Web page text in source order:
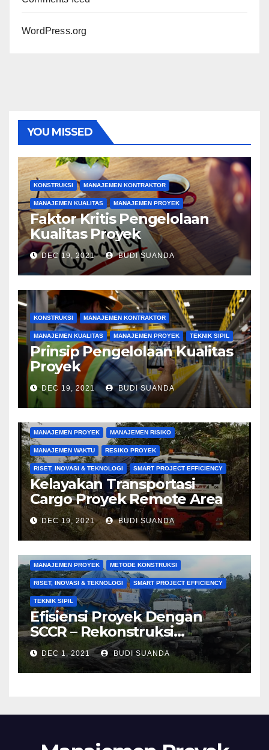
WordPress.org
YOU MISSED
KONSTRUKSI MANAJEMEN KONTRAKTOR
MANAJEMEN KUALITAS MANAJEMEN PROYEK
Faktor Kritis Pengelolaan
Kualitas Proyek
DEC 19, 2021 BUDI SUANDA
KONSTRUKSI MANAJEMEN KONTRAKTOR
MANAJEMEN KUALITAS MANAJEMEN PROYEK TEKNIK SIPIL
Prinsip Pengelolaan Kualitas
Proyek
DEC 19, 2021 BUDI SUANDA
KONSTRUKSI MANAJEMEN BIAYA
MANAJEMEN PROYEK MANAJEMEN RISIKO
MANAJEMEN WAKTU RESIKO PROYEK
RISET, INOVASI & TEKNOLOGI SMART PROJECT EFFICIENCY
Kelayakan Transportasi
Cargo Proyek Remote Area
DEC 19, 2021 BUDI SUANDA
KONSTRUKSI MANAJEMEN BIAYA
MANAJEMEN PROYEK METODE KONSTRUKSI
RISET, INOVASI & TEKNOLOGI SMART PROJECT EFFICIENCY
TEKNIK SIPIL
Efisiensi Proyek Dengan
SCCR – Rekonstruksi
Jembatan Kayu 30 m Untuk
Engine 125 T
DEC 1, 2021 BUDI SUANDA